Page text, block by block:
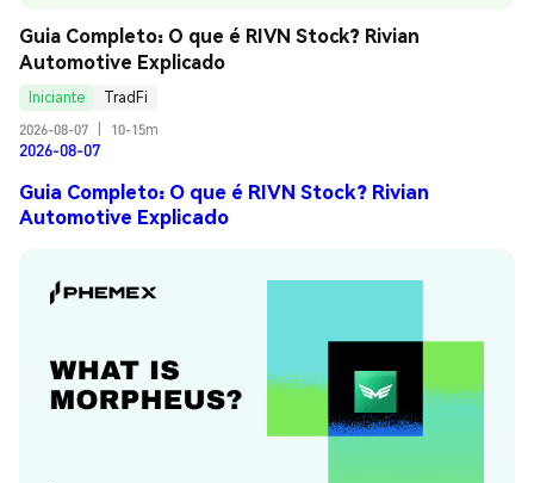
Guia Completo: O que é RIVN Stock? Rivian
Automotive Explicado
Iniciante
TradFi
2026-08-07
10-15m
2026-08-07
Guia Completo: O que é RIVN Stock? Rivian
Automotive Explicado